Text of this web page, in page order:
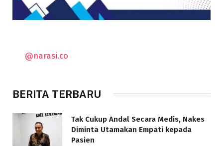
@narasi.co
BERITA TERBARU
Tak Cukup Andal Secara Medis, Nakes
Diminta Utamakan Empati kepada
Pasien